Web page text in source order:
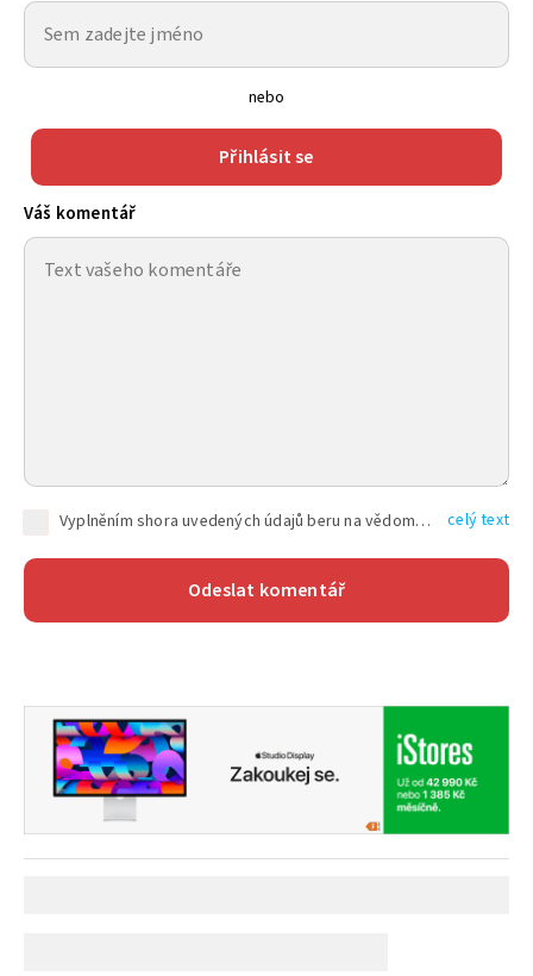
nebo
Přihlásit se
Váš komentář
Vyplněním shora uvedených údajů beru na vědomí, že společnost TEXT FACTORY s.r.o., sídlem Brno, Durďákova 336/29, Černá Pole, PSČ: 613 00, IČ: 06157831, zapsané u Krajského soudu v Brně, oddíl C, vložka 100399, bude zpracovávat mé osobní údaje uvedené v rámci mnou vyplněného registračního formuláře na základě oprávněných zájmů TEXT FACTORY s.r.o. dle čl. 6 odst. 1 písm. f) GDPR a pro splnění právních povinností (čl. 6 odst. 1 písm. c) GDPR), a to pro tyto účely: nezbytnost zajistit oprávnění návštěvníka webových stránek provozovaných společností TEXT FACTORY s.r.o. přispívat aktivně ke zveřejněným článkům nebo v rámci diskusních fór a výkon práv TEXT FACTORY s.r.o. jako administrátora těchto diskusních fór. Více informací o zpracování osobních údajů a právech lze nalézt v celý text